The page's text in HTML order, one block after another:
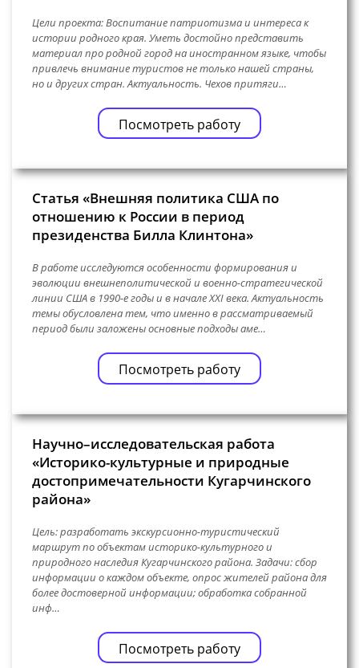
Цели проекта: Воспитание патриотизма и интереса к
истории родного края. Уметь достойно представить
материал про родной город на иностранном языке, чтобы
привлечь внимание туристов не только нашей страны,
но и других стран. Актуальность. Чехов притяги…
Посмотреть работу
Статья «Внешняя политика США по
отношению к России в период
президенства Билла Клинтона»
В работе исследуются особенности формирования и
эволюции внешнеполитической и военно-стратегической
линии США в 1990-е годы и в начале XXI века. Актуальность
темы обусловлена тем, что именно в рассматриваемый
период были заложены основные подходы аме…
Посмотреть работу
Научно–исследовательская работа
«Историко-культурные и природные
достопримечательности Кугарчинского
района»
Цель: разработать экскурсионно-туристический
маршрут по объектам историко-культурного и
природного наследия Кугарчинского района. Задачи: сбор
информации о каждом объекте, опрос жителей района для
более достоверной информации; обработка собранной
инф…
Посмотреть работу